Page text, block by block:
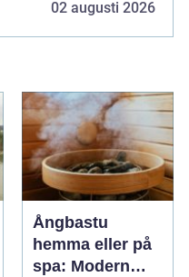
02 augusti 2026
Ångbastu
hemma eller på
spa: Modern